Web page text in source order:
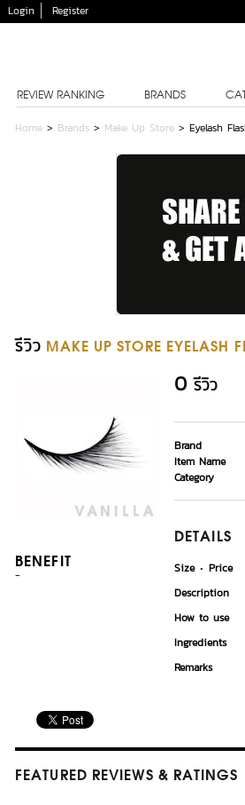
Login Register
REVIEW RANKING BRANDS
Home > Brands > Make Up Store > Eyelash
รีวิว MAKE UP STORE EYELASH
BENEFIT
-
0 รีวิว
Brand
Item Name
Category
DETAILS
Size Price
Description
How to use
Ingredients
Remarks
FEATURED REVIEWS & RATINGS